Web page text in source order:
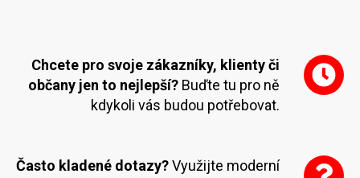
Chcete pro svoje zákazníky, klienty či
občany jen to nejlepší? Buďte tu pro ně
kdykoli vás budou potřebovat.
Často kladené dotazy?Využijte moderní